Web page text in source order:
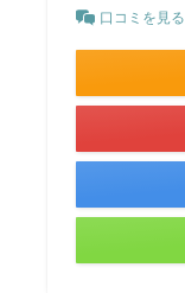
口コミを見る